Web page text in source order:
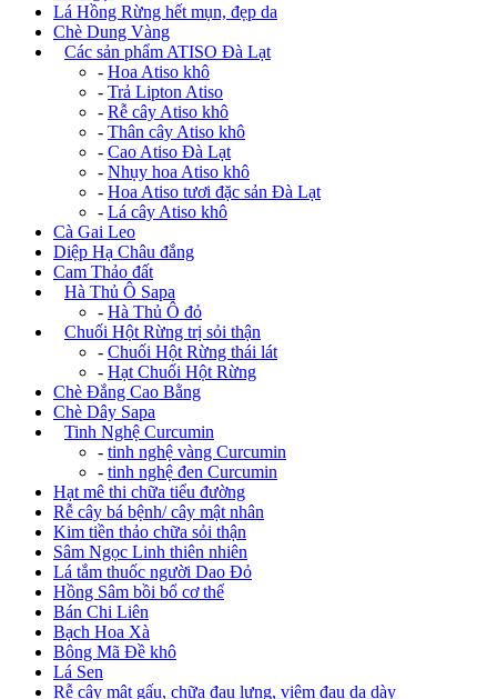
Lá Hồng Rừng hết mụn, đẹp da
Chè Dung Vàng
Các sản phẩm ATISO Đà Lạt
- Hoa Atiso khô
- Trả Lipton Atiso
- Rễ cây Atiso khô
- Thân cây Atiso khô
- Cao Atiso Đà Lạt
- Nhụy hoa Atiso khô
- Hoa Atiso tươi đặc sản Đà Lạt
- Lá cây Atiso khô
Cà Gai Leo
Diệp Hạ Châu đắng
Cam Thảo đất
Hà Thủ Ô Sapa
- Hà Thủ Ô đỏ
Chuối Hột Rừng trị sỏi thận
- Chuối Hột Rừng thái lát
- Hạt Chuối Hột Rừng
Chè Đắng Cao Bằng
Chè Dây Sapa
Tinh Nghệ Curcumin
- tinh nghệ vàng Curcumin
- tinh nghệ đen Curcumin
Hạt mê thi chữa tiểu đường
Rễ cây bá bệnh/ cây mật nhân
Kim tiền thảo chữa sỏi thận
Sâm Ngọc Linh thiên nhiên
Lá tắm thuốc người Dao Đỏ
Hồng Sâm bồi bổ cơ thể
Bán Chi Liên
Bạch Hoa Xà
Bông Mã Đề khô
Lá Sen
Rễ cây mật gấu, chữa đau lưng, viêm đau dạ dày